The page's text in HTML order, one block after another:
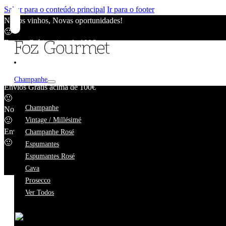
Saltar para o conteúdo principal Ir para o footer
Novos vinhos, Novas oportunidades!
🙂
Envios Grátis acima de 100€
Novos vinhos, Novas oportunidades!
Envios Grátis acima de 100€
🙂
Novos vinhos, Novas oportunidades!
🙂
Envios Grátis acima de 100€
🙂
Champanhe
Champanhe
Vintage / Millésimé
Champanhe Rosé
Espumantes
Espumantes Rosé
Cava
Prosecco
Ver Todos
20 Anos